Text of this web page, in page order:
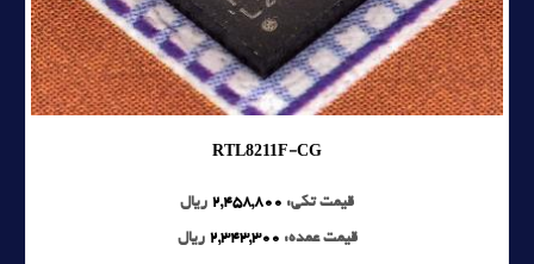
RTL8211F-CG
قیمت تکی: 2,458,800 ریال
قیمت عمده: 2,343,300 ریال